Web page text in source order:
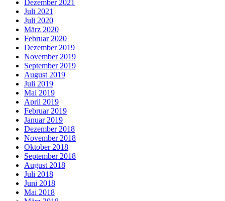
Dezember 2021
Juli 2021
Juli 2020
März 2020
Februar 2020
Dezember 2019
November 2019
September 2019
August 2019
Juli 2019
Mai 2019
April 2019
Februar 2019
Januar 2019
Dezember 2018
November 2018
Oktober 2018
September 2018
August 2018
Juli 2018
Juni 2018
Mai 2018